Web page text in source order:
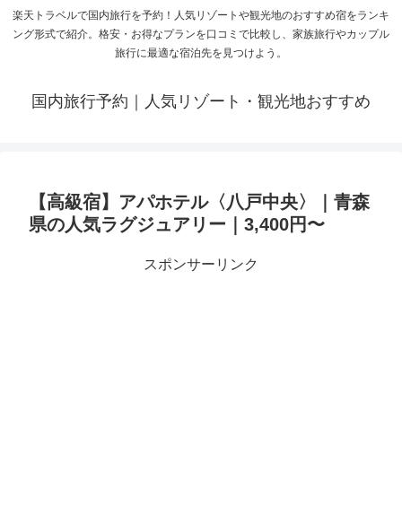
楽天トラベルで国内旅行を予約！人気リゾートや観光地のおすすめ宿をランキ
ング形式で紹介。格安・お得なプランを口コミで比較し、家族旅行やカップル
旅行に最適な宿泊先を見つけよう。
国内旅行予約｜人気リゾート・観光地おすすめ
【高級宿】アパホテル〈八戸中央〉｜青森
県の人気ラグジュアリー｜3,400円〜
スポンサーリンク